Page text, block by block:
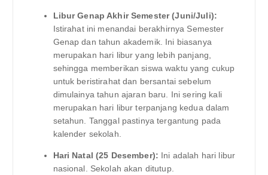
Libur Genap Akhir Semester (Juni/Juli):
Istirahat ini menandai berakhirnya Semester
Genap dan tahun akademik. Ini biasanya
merupakan hari libur yang lebih panjang,
sehingga memberikan siswa waktu yang cukup
untuk beristirahat dan bersantai sebelum
dimulainya tahun ajaran baru. Ini sering kali
merupakan hari libur terpanjang kedua dalam
setahun. Tanggal pastinya tergantung pada
kalender sekolah.
Hari Natal (25 Desember): Ini adalah hari libur
nasional. Sekolah akan ditutup.